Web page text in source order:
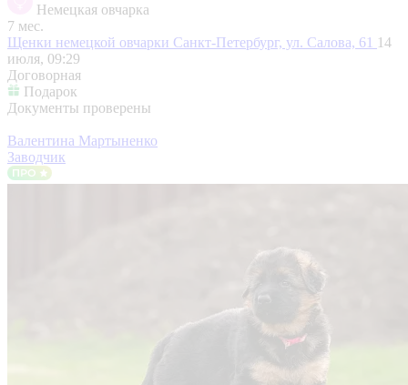
Немецкая овчарка
7 мес.
Щенки немецкой овчарки Санкт-Петербург, ул. Салова, 61 14
июля, 09:29
Договорная
Подарок
Документы проверены
Валентина Мартыненко
Заводчик